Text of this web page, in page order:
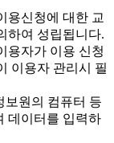
용신청에 대한 교
하여 성립됩니다.
용자가 이용 신청
이용자 관리시 필
보원의 컴퓨터 등
데이터를 입력하